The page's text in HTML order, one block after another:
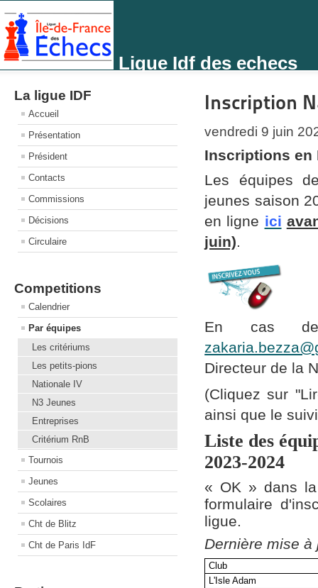
Ligue Idf des echecs
La ligue IDF
Accueil
Présentation
Président
Contacts
Commissions
Décisions
Circulaire
Competitions
Calendrier
Par équipes
Les critériums
Les petits-pions
Nationale IV
N3 Jeunes
Entreprises
Critérium RnB
Tournois
Jeunes
Scolaires
Cht de Blitz
Cht de Paris IdF
Inscription
vendredi 9 juin
Inscriptions en
Les équipes
jeunes saison
en ligne ici
juin).
En cas
Directeur de la
(Cliquez sur
ainsi que le
Liste des
2023-2024
« OK » dans
formulaire
ligue.
Dernière mise
Club
L'Isle Adam